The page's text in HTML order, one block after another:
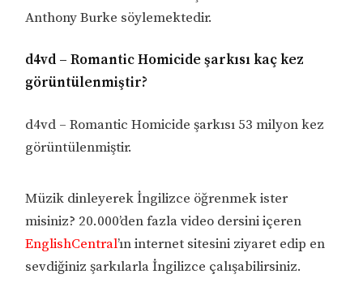
Anthony Burke söylemektedir.
d4vd – Romantic Homicide şarkısı kaç kez
görüntülenmiştir?
d4vd – Romantic Homicide şarkısı 53 milyon kez
görüntülenmiştir.
Müzik dinleyerek İngilizce öğrenmek ister
misiniz? 20.000’den fazla video dersini içeren
EnglishCentral’ın internet sitesini ziyaret edip en
sevdiğiniz şarkılarla İngilizce çalışabilirsiniz.